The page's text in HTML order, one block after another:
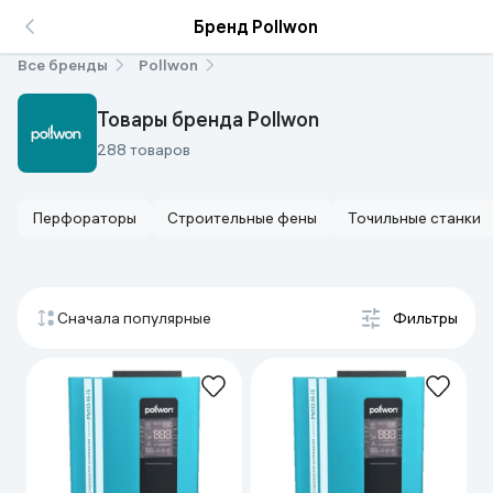
Бренд Pollwon
Все бренды Pollwon
Товары бренда Pollwon
288 товаров
Перфораторы Строительные фены Точильные станки
Сначала популярные Фильтры